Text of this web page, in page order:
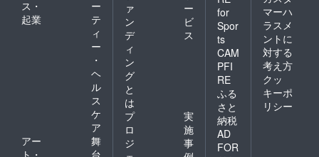
ス・
起業
ー
テ
ィ
ー
・
ヘ
ル
ス
ケ
ア
アー
舞
ァ
ン
デ
ィ
ン
グ
と
は
ー
ビ
ス
プ
ロ
ジ
実
施
事
for
Spor
ts
CAM
PFI
RE
ふる
さと
納税
AD
FOR
マーハ
ラスメ
ントに
対する
考え方
クッ
キーポ
リシー